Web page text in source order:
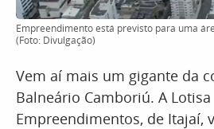
Empreendimento está previsto para uma
(Foto: Divulgação)
Vem aí mais um gigante da
Balneário Camboriú. A Lotisa
Empreendimentos, de Itajaí,